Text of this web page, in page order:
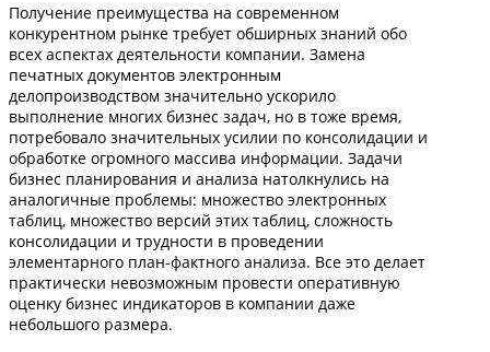
Получение преимущества на современном
конкурентном рынке требует обширных знаний обо
всех аспектах деятельности компании. Замена
печатных документов электронным
делопроизводством значительно ускорило
выполнение многих бизнес задач, но в тоже время,
потребовало значительных усилии по консолидации и
обработке огромного массива информации. Задачи
бизнес планирования и анализа натолкнулись на
аналогичные проблемы: множество электронных
таблиц, множество версий этих таблиц, сложность
консолидации и трудности в проведении
элементарного план-фактного анализа. Все это делает
практически невозможным провести оперативную
оценку бизнес индикаторов в компании даже
небольшого размера.